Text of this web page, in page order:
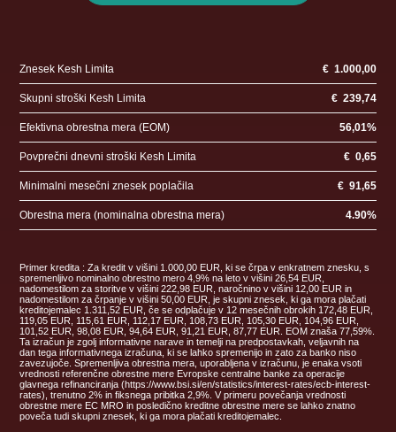
Znesek Kesh Limita € 1.000,00
Skupni stroški Kesh Limita € 239,74
Efektivna obrestna mera (EOM) 56,01%
Povprečni dnevni stroški Kesh Limita € 0,65
Minimalni mesečni znesek poplačila € 91,65
Obrestna mera (nominalna obrestna mera) 4.90%
Primer kredita : Za kredit v višini 1.000,00 EUR, ki se črpa v enkratnem znesku, s
spremenljivo nominalno obrestno mero 4,9% na leto v višini 26,54 EUR,
nadomestilom za storitve v višini 222,98 EUR, naročnino v višini 12,00 EUR in
nadomestilom za črpanje v višini 50,00 EUR, je skupni znesek, ki ga mora plačati
kreditojemalec 1.311,52 EUR, če se odplačuje v 12 mesečnih obrokih 172,48 EUR,
119,05 EUR, 115,61 EUR, 112,17 EUR, 108,73 EUR, 105,30 EUR, 104,96 EUR,
101,52 EUR, 98,08 EUR, 94,64 EUR, 91,21 EUR, 87,77 EUR. EOM znaša 77,59%.
Ta izračun je zgolj informativne narave in temelji na predpostavkah, veljavnih na
dan tega informativnega izračuna, ki se lahko spremenijo in zato za banko niso
zavezujoče. Spremenljiva obrestna mera, uporabljena v izračunu, je enaka vsoti
vrednosti referenčne obrestne mere Evropske centralne banke za operacije
glavnega refinanciranja (https://www.bsi.si/en/statistics/interest-rates/ecb-interest-
rates), trenutno 2% in fiksnega pribitka 2,9%. V primeru povečanja vrednosti
obrestne mere EC MRO in posledično kreditne obrestne mere se lahko znatno
poveča tudi skupni znesek, ki ga mora plačati kreditojemalec.